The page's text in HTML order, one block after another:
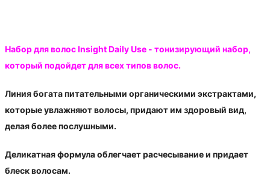
Набор для волос Insight Daily Use - тонизирующий набор,
который подойдет для всех типов волос.
Линия богата питательными органическими экстрактами,
которые увлажняют волосы, придают им здоровый вид,
делая более послушными.
Деликатная формула облегчает расчесывание и придает
блеск волосам.